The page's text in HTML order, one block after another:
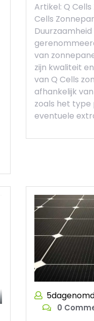
Artikel: Q
Cells
Duurzaamheid
van
zijn kwaliteit
van Q Cells
afhankelijk
zoals het type
eventuele
0